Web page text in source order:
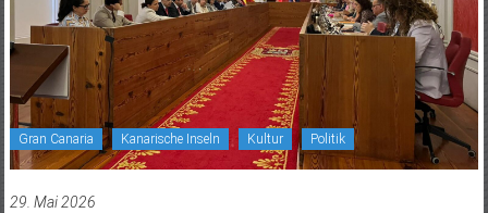
Gran Canaria Kanarische Inseln Kultur Politik
29. Mai 2026